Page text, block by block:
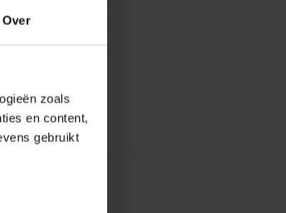
Over
zoals
en content,
gebruikt